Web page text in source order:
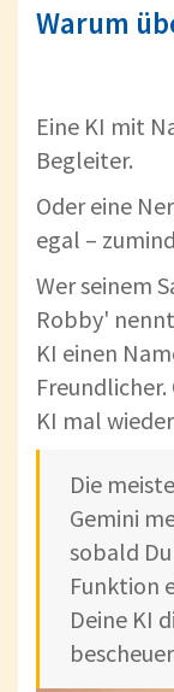
Warum
Eine KI mit
Begleiter.
Oder eine
egal –
Wer seinem
Robby'
KI einen
KI mal
Die
Gemini
sobald
Funktion
Deine KI